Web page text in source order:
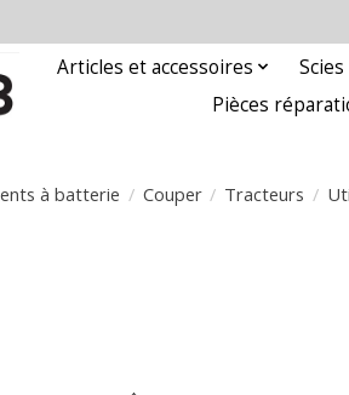
Articles et accessoires Scies
Pièces
à batterie / Couper / Tracteurs /